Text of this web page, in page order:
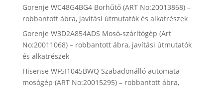
Gorenje WC48G4BG4 Borhűtő (ART No:20013868) –
robbantott ábra, javítási útmutatók és alkatrészek
Gorenje W3D2A854ADS Mosó-szárítógép (Art
No:20011068) – robbantott ábra, javítási útmutatók
és alkatrészek
Hisense WF5I1045BWQ Szabadonálló automata
mosógép (ART No:20015295) – robbantott ábra,